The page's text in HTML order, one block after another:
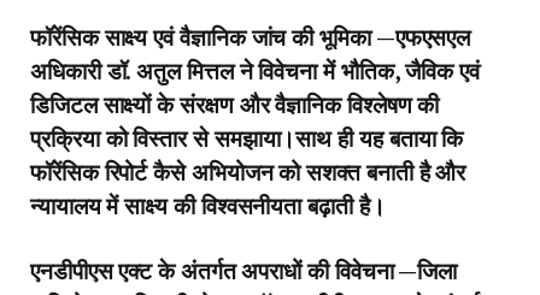
फॉरेंसिक साक्ष्य एवं वैज्ञानिक जांच की भूमिका —एफएसएल
अधिकारी डॉ. अतुल मित्तल ने विवेचना में भौतिक, जैविक एवं
डिजिटल साक्ष्यों के संरक्षण और वैज्ञानिक विश्लेषण की
प्रक्रिया को विस्तार से समझाया।साथ ही यह बताया कि
फॉरेंसिक रिपोर्ट कैसे अभियोजन को सशक्त बनाती है और
न्यायालय में साक्ष्य की विश्वसनीयता बढ़ाती है।
एनडीपीएस एक्ट के अंतर्गत अपराधों की विवेचना —जिला